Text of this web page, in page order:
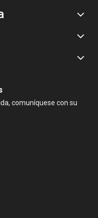
comuníquese con su